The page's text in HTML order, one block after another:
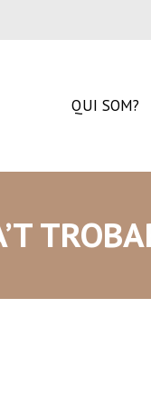
QUI SOM?